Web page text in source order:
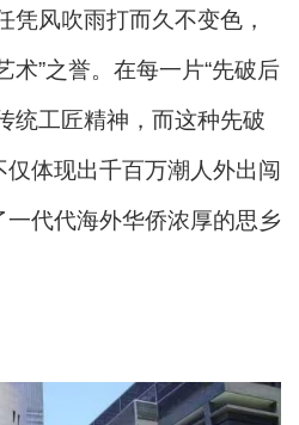
凭风吹雨打而久不变色，
术”之誉。在每一片“先破后
统工匠精神，而这种先破
体现出千百万潮人外出闯
代代海外华侨浓厚的思乡